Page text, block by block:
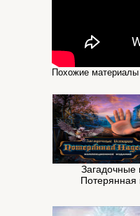
Похожие материалы
Загадочные
Потерянная